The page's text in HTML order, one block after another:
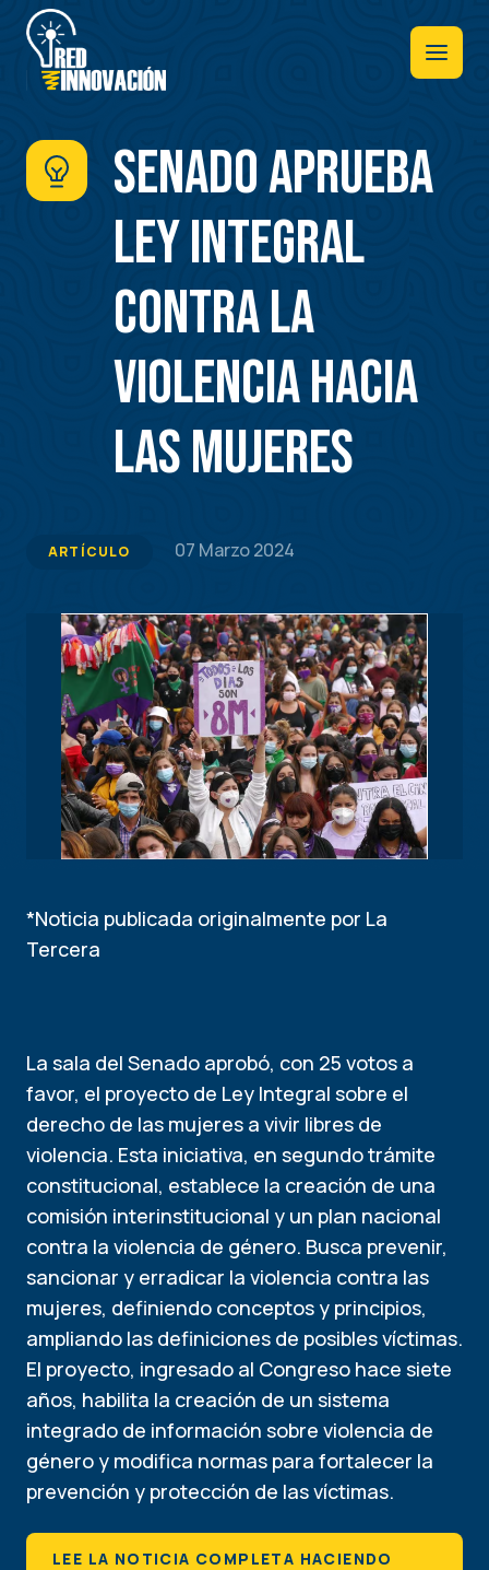
Pasar
contenido
principal
Senado aprueba
Ley Integral
contra la
violencia hacia
las mujeres
ARTÍCULO 07 Marzo 2024
*Noticia publicada originalmente por La
Tercera
La sala del Senado aprobó, con 25 votos a
favor, el proyecto de Ley Integral sobre el
derecho de las mujeres a vivir libres de
violencia. Esta iniciativa, en segundo trámite
constitucional, establece la creación de una
comisión interinstitucional y un plan nacional
contra la violencia de género. Busca prevenir,
sancionar y erradicar la violencia contra las
mujeres, definiendo conceptos y principios,
ampliando las definiciones de posibles víctimas.
El proyecto, ingresado al Congreso hace siete
años, habilita la creación de un sistema
integrado de información sobre violencia de
género y modifica normas para fortalecer la
prevención y protección de las víctimas.
LEE LA NOTICIA COMPLETA HACIENDO